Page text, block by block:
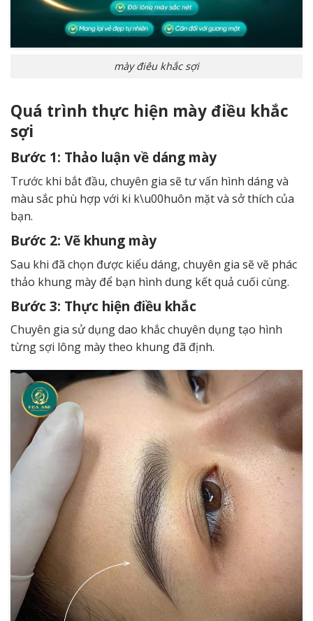
mày điêu khắc sợi
Quá trình thực hiện mày điều khắc
sợi
Bước 1: Thảo luận về dáng mày
Trước khi bắt đầu, chuyên gia sẽ tư vấn hình dáng và
màu sắc phù hợp với ki k\u00huôn mặt và sở thích của
bạn.
Bước 2: Vẽ khung mày
Sau khi đã chọn được kiểu dáng, chuyên gia sẽ vẽ phác
thảo khung mày để bạn hình dung kết quả cuối cùng.
Bước 3: Thực hiện điều khắc
Chuyên gia sử dụng dao khắc chuyên dụng tạo hình
từng sợi lông mày theo khung đã định.